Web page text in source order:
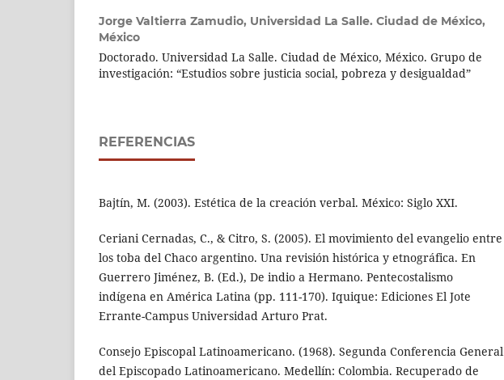
Jorge Valtierra Zamudio, Universidad La Salle. Ciudad de México,
México
Doctorado. Universidad La Salle. Ciudad de México, México. Grupo de
investigación: “Estudios sobre justicia social, pobreza y desigualdad”
REFERENCIAS
Bajtín, M. (2003). Estética de la creación verbal. México: Siglo XXI.
Ceriani Cernadas, C., & Citro, S. (2005). El movimiento del evangelio entre
los toba del Chaco argentino. Una revisión histórica y etnográfica. En
Guerrero Jiménez, B. (Ed.), De indio a Hermano. Pentecostalismo
indígena en América Latina (pp. 111-170). Iquique: Ediciones El Jote
Errante-Campus Universidad Arturo Prat.
Consejo Episcopal Latinoamericano. (1968). Segunda Conferencia General
del Episcopado Latinoamericano. Medellín: Colombia. Recuperado de